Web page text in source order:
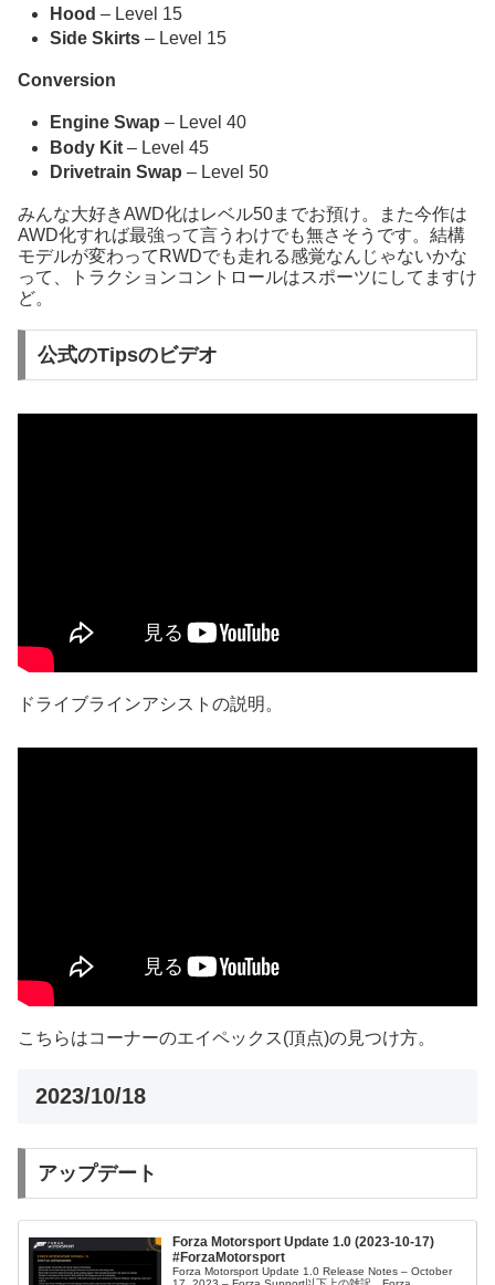
Hood– Level 15
Side Skirts – Level 15
Conversion
Engine Swap – Level 40
Body Kit – Level 45
Drivetrain Swap – Level 50
みんな大好きAWD化はレベル50までお預け。また今作は
AWD化すれば最強って言うわけでも無さそうです。結構
モデルが変わってRWDでも走れる感覚なんじゃないかな
って、トラクションコントロールはスポーツにしてますけ
ど。
公式のTipsのビデオ
ドライブラインアシストの説明。
こちらはコーナーのエイペックス(頂点)の見つけ方。
2023/10/18
アップデート
Forza Motorsport Update 1.0 (2023-10-17)
#ForzaMotorsport
Forza Motorsport Update 1.0 Release Notes – October